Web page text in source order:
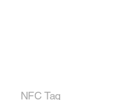
NFC Tag